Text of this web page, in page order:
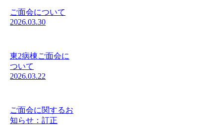
ご面会について
2026.03.30
東2病棟ご面会に
ついて
2026.03.22
ご面会に関するお
知らせ：訂正